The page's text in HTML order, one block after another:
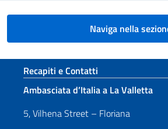
Naviga nella
Sezione footer
Recapiti e Contatti
Ambasciata d’Italia a La Valletta
5, Vilhena Street – Floriana